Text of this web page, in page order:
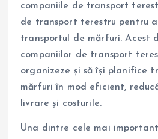
companiile de transport
de transport terestru pentru
transportul de mărfuri. Acest
companiilor de transport
organizeze și să își planifice
mărfuri în mod eficient,
livrare și costurile.
Una dintre cele mai